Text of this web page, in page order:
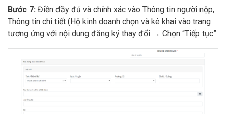
Bước 7: Điền đầy đủ và chính xác vào Thông tin người nộp,
Thông tin chi tiết (Hộ kinh doanh chọn và kê khai vào trang
tương ứng với nội dung đăng ký thay đổi → Chọn “Tiếp tục”